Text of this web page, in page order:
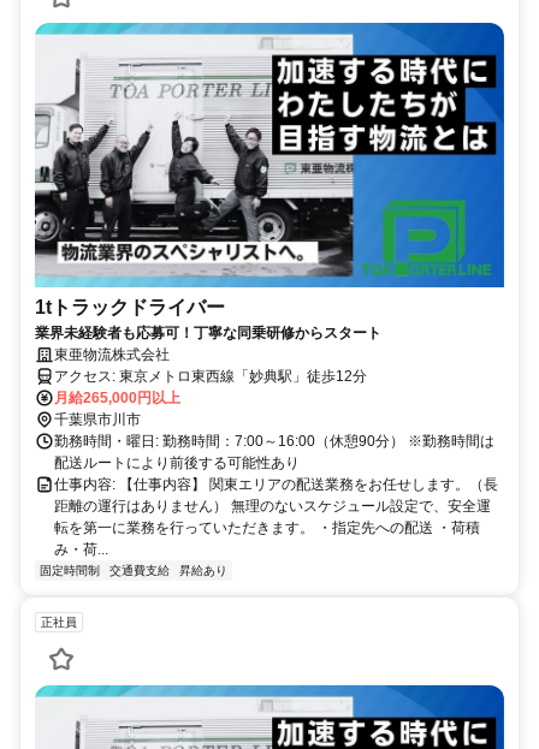
1tトラックドライバー
業界未経験者も応募可！丁寧な同乗研修からスタート
東亜物流株式会社
アクセス: 東京メトロ東西線「妙典駅」徒歩12分
月給265,000円以上
千葉県市川市
勤務時間・曜日: 勤務時間：7:00～16:00（休憩90分） ※勤務時間は
配送ルートにより前後する可能性あり
仕事内容: 【仕事内容】 関東エリアの配送業務をお任せします。（長
距離の運行はありません） 無理のないスケジュール設定で、安全運
転を第一に業務を行っていただきます。 ・指定先への配送 ・荷積
み・荷...
固定時間制 交通費支給 昇給あり
正社員